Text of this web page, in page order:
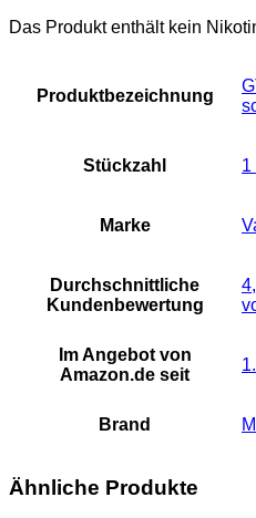
Das Produkt enthält kein
Produktbezeichnung
Stückzahl ‎1
Marke
Durchschnittliche
Kundenbewertung
Im Angebot von
Amazon.de seit
Brand
Ähnliche Produkte